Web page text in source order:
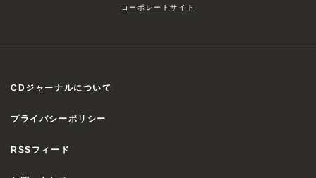
コーポレートサイト
CDジャーナルについて
プライバシーポリシー
RSSフィード